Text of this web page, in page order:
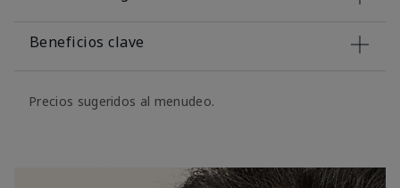
Beneficios clave
Precios sugeridos al menudeo.